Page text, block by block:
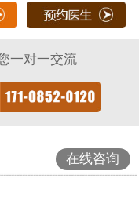
一对一交流
在线咨询